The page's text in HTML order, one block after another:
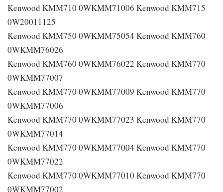
Kenwood KMM710 0WKMM71006 Kenwood KMM715
0W20011125
Kenwood KMM750 0WKMM75054 Kenwood KMM760
0WKMM76026
Kenwood KMM760 0WKMM76022 Kenwood KMM770
0WKMM77007
Kenwood KMM770 0WKMM77009 Kenwood KMM770
0WKMM77006
Kenwood KMM770 0WKMM77023 Kenwood KMM770
0WKMM77014
Kenwood KMM770 0WKMM77004 Kenwood KMM770
0WKMM77022
Kenwood KMM770 0WKMM77010 Kenwood KMM770
0WKMM77002